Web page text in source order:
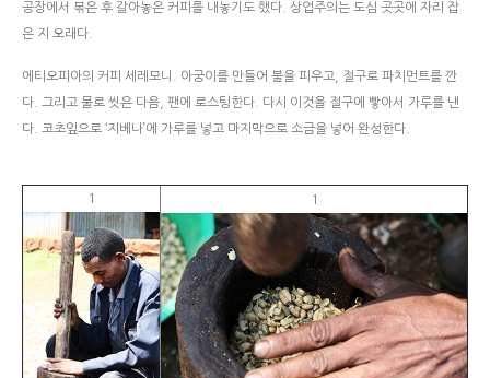
공장에서 볶은 후 갈아놓은 커피를 내놓기도 했다. 상업주의는 도심 곳곳에 자리 잡
은 지 오래다.
에티오피아의 커피 세레모니. 아궁이를 만들어 불을 피우고, 절구로 파치먼트를 깐
다. 그리고 물로 씻은 다음, 팬에 로스팅한다. 다시 이것을 절구에 빻아서 가루를 낸
다. 코초잎으로 ‘지베나’에 가루를 넣고 마지막으로 소금을 넣어 완성한다.
1 1